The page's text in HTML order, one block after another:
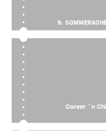
9.
Career ´n